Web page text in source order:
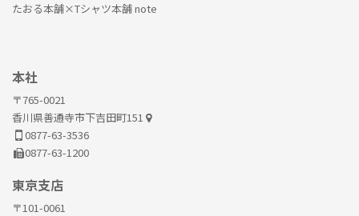
たおる本舗×Tシャツ本舗 note
本社
〒765-0021
香川県善通寺市下吉田町151
0877-63-3536
0877-63-1200
東京支店
〒101-0061